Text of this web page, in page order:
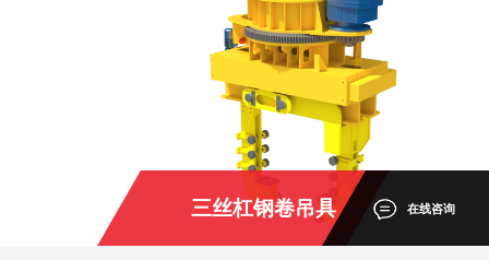
三丝杠钢卷吊具 在线咨询